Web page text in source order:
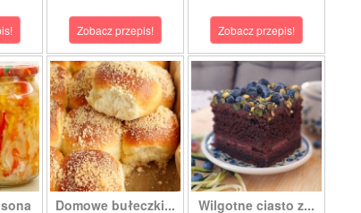
Zobacz przepis! Zobacz przepis!
Domowe bułeczki... Wilgotne ciasto z...